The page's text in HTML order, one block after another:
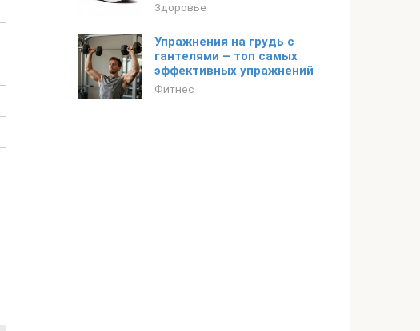
Здоровье
Упражнения на грудь с
гантелями – топ самых
эффективных упражнений
Фитнес